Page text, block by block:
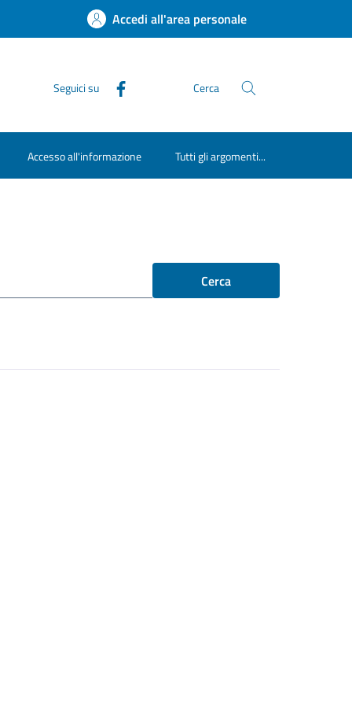
Accedi all'area personale
Seguici su Cerca
Accesso all'informazione Tutti gli argomenti...
Cerca